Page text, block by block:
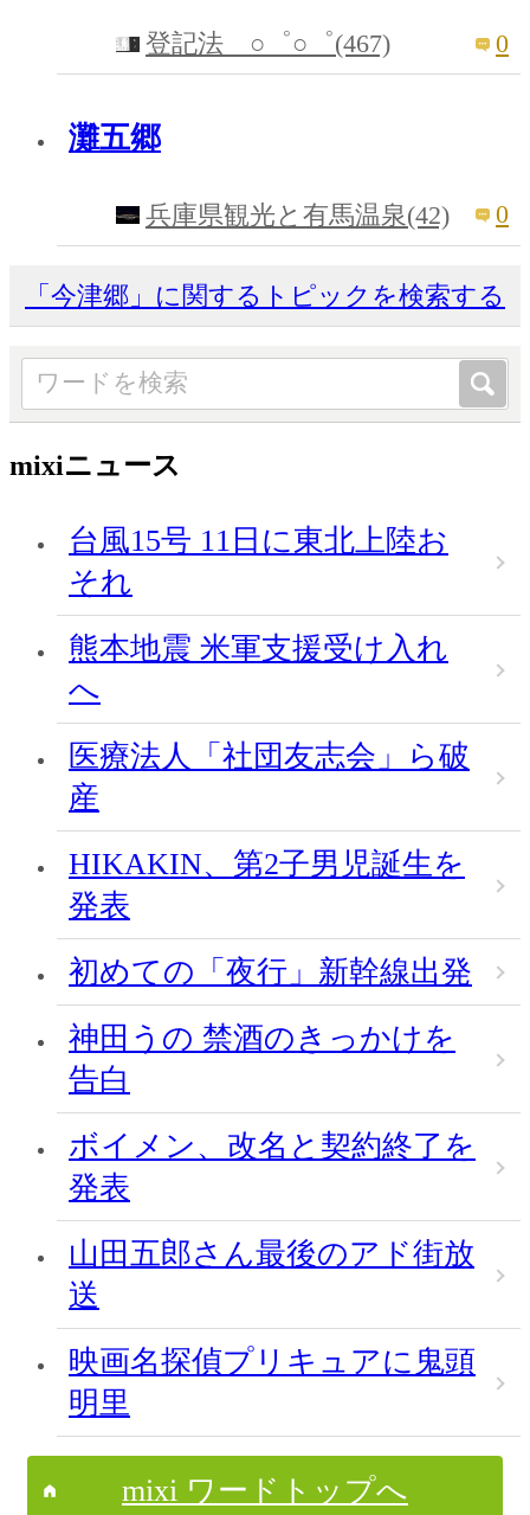
登記法 ○゜○゜(467) 0
灘五郷
兵庫県観光と有馬温泉(42) 0
「今津郷」に関するトピックを検索する
mixiニュース
台風15号 11日に東北上陸お
それ
熊本地震 米軍支援受け入れ
へ
医療法人「社団友志会」ら破
産
HIKAKIN、第2子男児誕生を
発表
初めての「夜行」新幹線出発
神田うの 禁酒のきっかけを
告白
ボイメン、改名と契約終了を
発表
山田五郎さん最後のアド街放
送
映画名探偵プリキュアに鬼頭
明里
mixi ワードトップへ